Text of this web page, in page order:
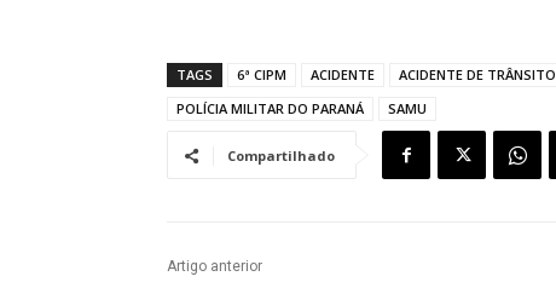
TAGS 6ª CIPM ACIDENTE ACIDENTE DE TRÂNSITO
POLÍCIA MILITAR DO PARANÁ
SAMU
Compartilhado
Artigo anterior